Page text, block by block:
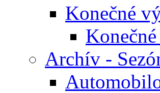
Konečné
Archív -